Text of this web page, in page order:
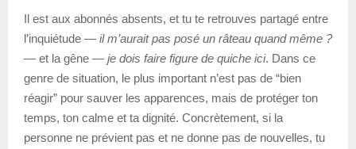
Il est aux abonnés absents, et tu te retrouves partagé entre
l’inquiétude — il m’aurait pas posé un râteau quand même ?
— et la gêne — je dois faire figure de quiche ici. Dans ce
genre de situation, le plus important n’est pas de “bien
réagir” pour sauver les apparences, mais de protéger ton
temps, ton calme et ta dignité. Concrètement, si la
personne ne prévient pas et ne donne pas de nouvelles, tu